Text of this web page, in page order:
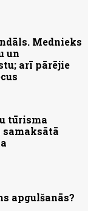
Mednieks
un
arī pārējie
tūrisma
apgulšanās?